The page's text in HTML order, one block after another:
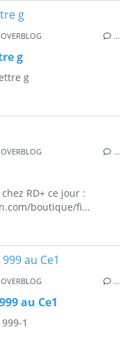
…
g
g
…
RD+ ce jour :
boutique/fi...
…
au Ce1
1